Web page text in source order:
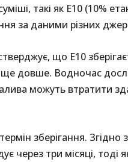
такі як E10 (10%
за даними різних
що E10
довше. Водночас
можуть втратити
зберігання.
через три місяці, тоді